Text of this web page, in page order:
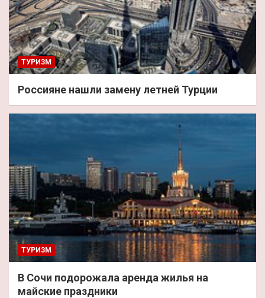
ТУРИЗМ
Россияне нашли замену летней Турции
ТУРИЗМ
В Сочи подорожала аренда жилья на
майские праздники